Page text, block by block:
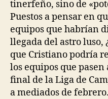
tinerfeño, sino de
Puestos a pensar en
equipos que habrían
llegada del astro luso,
que Cristiano podría
los equipos que pasen
final de la Liga de
a mediados de febrero.